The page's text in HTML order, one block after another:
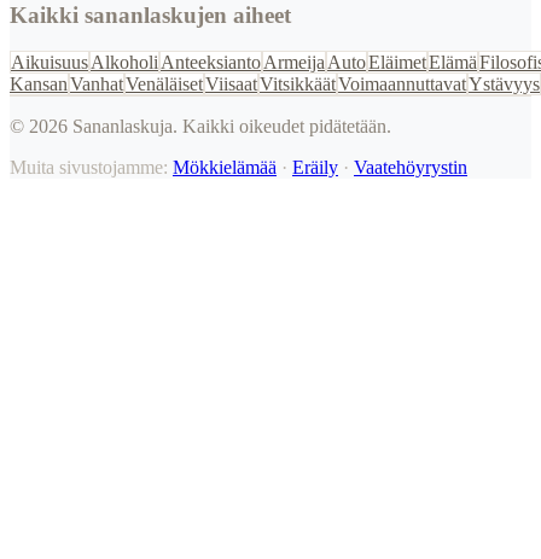
Kaikki sananlaskujen aiheet
AikuisuusAlkoholi AnteeksiantoArmeija AutoEläimetElämä
KansanVanhatVenäläisetViisaatVitsikkäätVoimaannuttavatYstävyys
© 2026 Sananlaskuja. Kaikki oikeudet pidätetään.
Muita sivustojamme: Mökkielämää · Eräily · Vaatehöyrystin